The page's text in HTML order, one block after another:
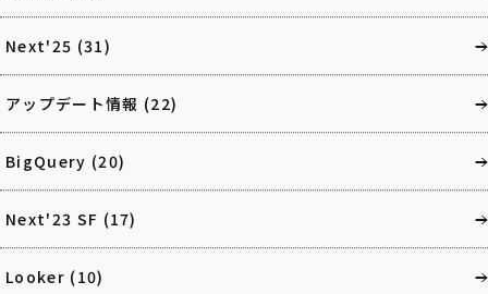
Next'25 (31)
アップデート情報 (22)
BigQuery (20)
Next'23 SF (17)
Looker (10)